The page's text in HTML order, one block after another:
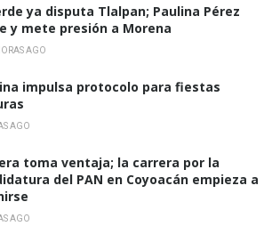
ya disputa Tlalpan; Paulina Pérez
y mete presión a Morena
AGO
impulsa protocolo para fiestas
AGO
toma ventaja; la carrera por la
del PAN en Coyoacán empieza a
AGO